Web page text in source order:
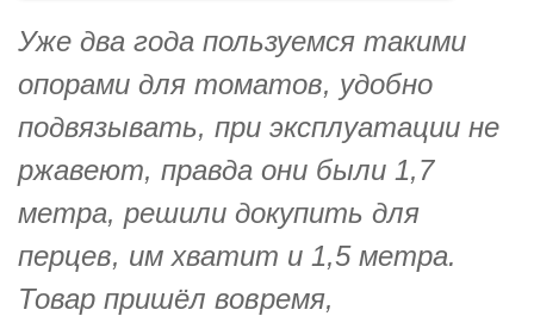
Уже два года пользуемся такими
опорами для томатов, удобно
подвязывать, при эксплуатации не
ржавеют, правда они были 1,7
метра, решили докупить для
перцев, им хватит и 1,5 метра.
Товар пришёл вовремя,